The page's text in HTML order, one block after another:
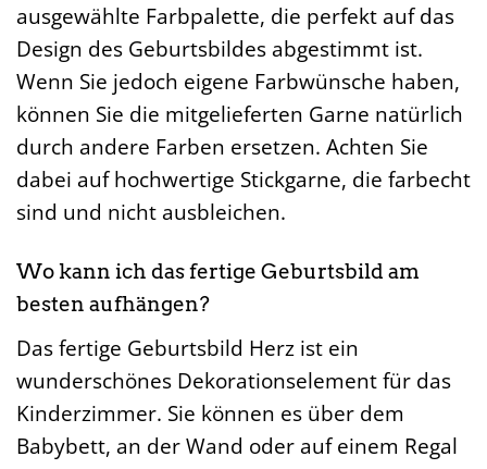
ausgewählte Farbpalette, die perfekt auf das
Design des Geburtsbildes abgestimmt ist.
Wenn Sie jedoch eigene Farbwünsche haben,
können Sie die mitgelieferten Garne natürlich
durch andere Farben ersetzen. Achten Sie
dabei auf hochwertige Stickgarne, die farbecht
sind und nicht ausbleichen.
Wo kann ich das fertige Geburtsbild am
besten aufhängen?
Das fertige Geburtsbild Herz ist ein
wunderschönes Dekorationselement für das
Kinderzimmer. Sie können es über dem
Babybett, an der Wand oder auf einem Regal